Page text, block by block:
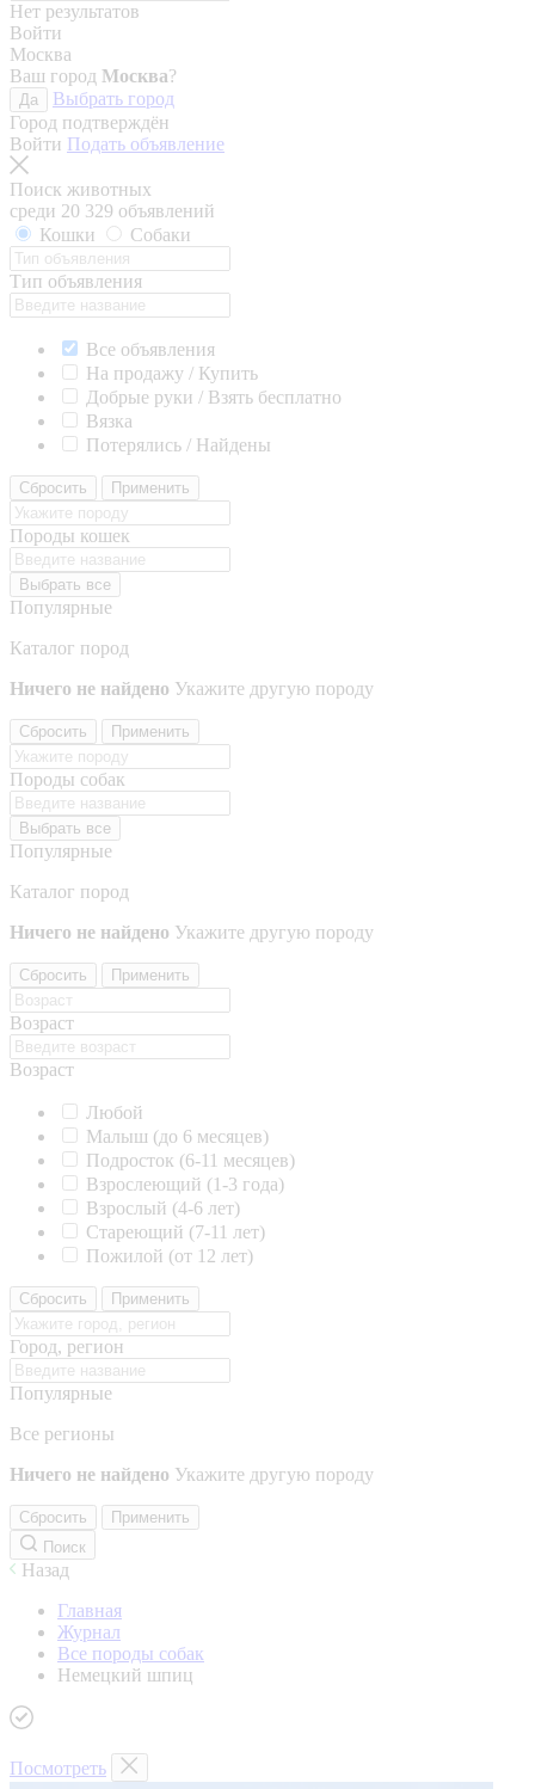
Нет результатов
Войти
Москва
Ваш город Москва?
Да
Выбрать город
Город подтверждён
Войти Подать объявление
Поиск животных
среди 20 329 объявлений
Кошки
Собаки
Тип объявления
Все объявления
На продажу / Купить
Добрые руки / Взять бесплатно
Вязка
Потерялись / Найдены
Сбросить Применить
Породы кошек
Выбрать все
Популярные
Каталог пород
Ничего не найдено Укажите другую породу
Сбросить Применить
Породы собак
Выбрать все
Популярные
Каталог пород
Ничего не найдено Укажите другую породу
Сбросить Применить
Возраст
Возраст
Любой
Малыш (до 6 месяцев)
Подросток (6-11 месяцев)
Взрослеющий (1-3 года)
Взрослый (4-6 лет)
Стареющий (7-11 лет)
Пожилой (от 12 лет)
Сбросить Применить
Город, регион
Популярные
Все регионы
Ничего не найдено Укажите другую породу
Сбросить
Применить
Поиск
Назад
Главная
Журнал
Все породы собак
Немецкий шпиц
Посмотреть